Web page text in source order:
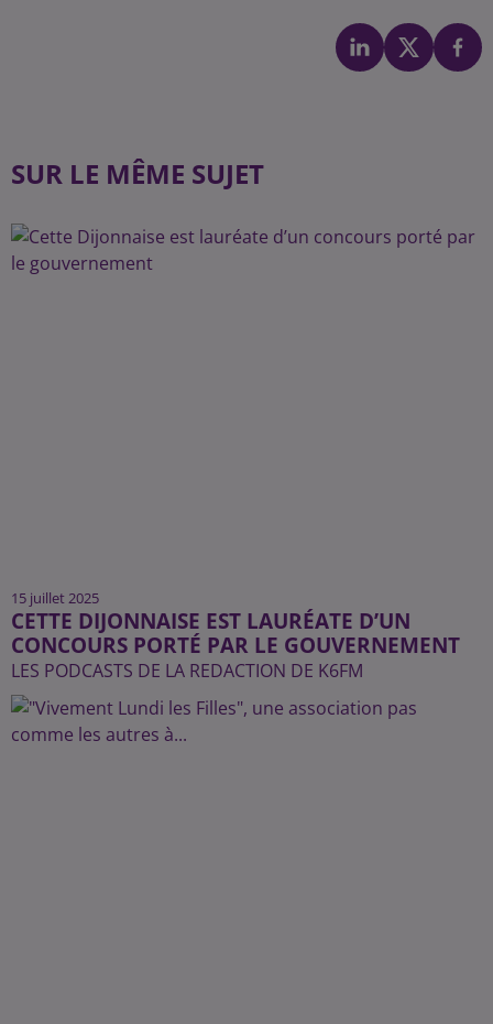
SUR LE MÊME SUJET
15 juillet 2025
CETTE DIJONNAISE EST LAURÉATE D’UN
CONCOURS PORTÉ PAR LE GOUVERNEMENT
LES PODCASTS DE LA REDACTION DE K6FM